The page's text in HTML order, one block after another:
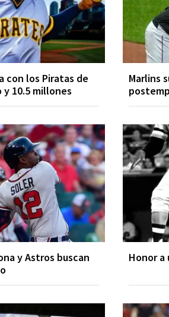
con los Piratas de
10.5 millones
Marlins
y Astros buscan
Honor a